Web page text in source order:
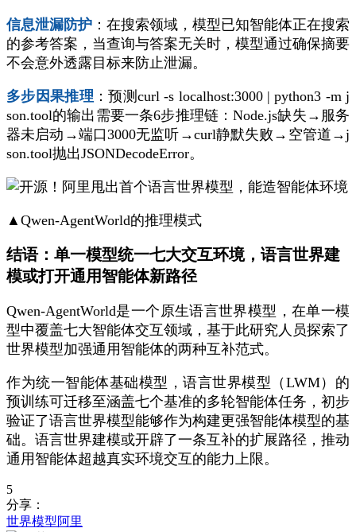
信息泄漏防护 ：在搜索领域，模型已知智能体正在搜索
的参考答案，当查询与答案无关时，模型通过确保摘要
不会意外透露目标来防止泄漏。
多步因果推理 ：预测curl -s localhost:3000 | python3 -m j
son.tool的输出需要一条6步推理链：Node.js缺失→服务
器未启动→端口3000无监听→curl静默失败→空管道→j
son.tool抛出JSONDecodeError。
▲Qwen-AgentWorld的推理模式
结语：单一模型统一七大交互环境，语言世界建
模或打开通用智能体新路径
Qwen-AgentWorld是一个原生语言世界模型，在单一模
型中覆盖七大智能体交互领域，基于此研究人员探索了
世界模型加强通用智能体的两种互补范式。
作为统一智能体基础模型，语言世界模型（LWM）的
预训练可迁移至涵盖七个基准的多轮智能体任务，初步
验证了语言世界模型能够作为构建更强智能体模型的基
础。语言世界建模或开辟了一条互补的扩展路径，推动
通用智能体超越真实环境交互的能力上限。
5
分享：
世界模型阿里